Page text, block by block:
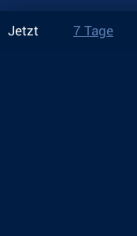
Jetzt 7 Tage